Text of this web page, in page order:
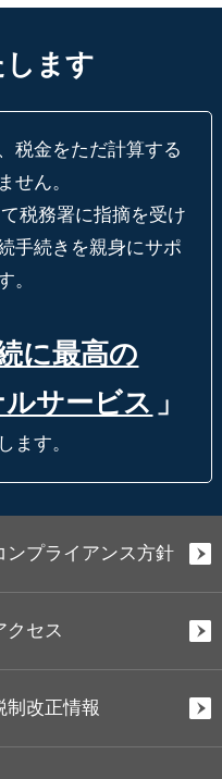
します
税金をただ計算する
せん。
税務署に指摘を受け
手続きを親身にサポ
。
に最高の
サービス 」
ます。
ンプライアンス方針
クセス
制改正情報